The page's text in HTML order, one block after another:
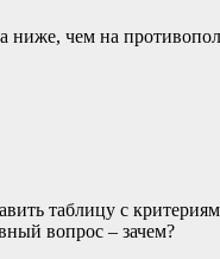
ниже, чем на
таблицу с
вопрос – зачем?